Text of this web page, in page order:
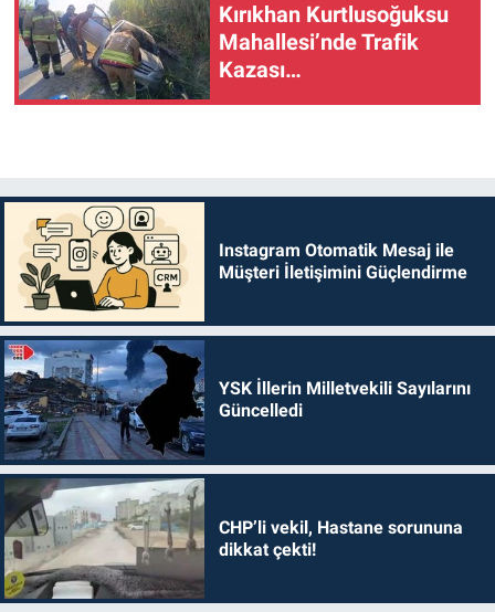
Kırıkhan Kurtlusoğuksu
Mahallesi’nde Trafik
Kazası…
Instagram Otomatik Mesaj ile
Müşteri İletişimini Güçlendirme
YSK İllerin Milletvekili Sayılarını
Güncelledi
CHP’li vekil, Hastane sorununa
dikkat çekti!